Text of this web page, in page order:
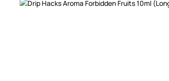
Bildergalerie überspringen